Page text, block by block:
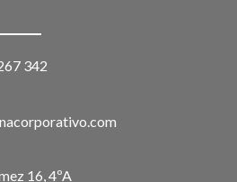
342
16, 4ºA